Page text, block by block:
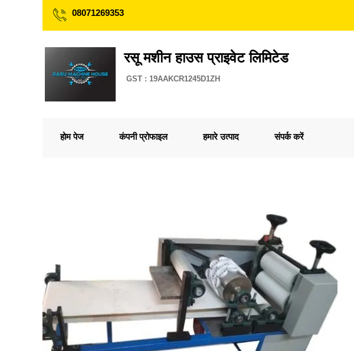
08071269353
रसू मशीन हाउस प्राइवेट लिमिटेड
GST : 19AAKCR1245D1ZH
होम पेज कंपनी प्रोफाइल हमारे उत्पाद संपर्क करें